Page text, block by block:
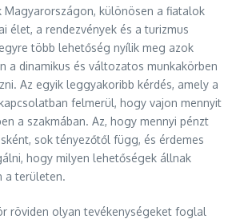
különösen a fiatalok
élet, a rendezvények és a turizmus
több lehetőség nyílik meg azok
a dinamikus és változatos munkakörben
Az egyik leggyakoribb kérdés, amely a
felmerül, hogy vajon mennyit
a szakmában. Az, hogy mennyi pénzt
sok tényezőtől függ, és érdemes
hogy milyen lehetőségek állnak
a területen.
röviden olyan tevékenységeket foglal